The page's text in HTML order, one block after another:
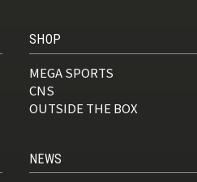
SHOP
MEGA SPORTS
CNS
OUTSIDE THE BOX
NEWS